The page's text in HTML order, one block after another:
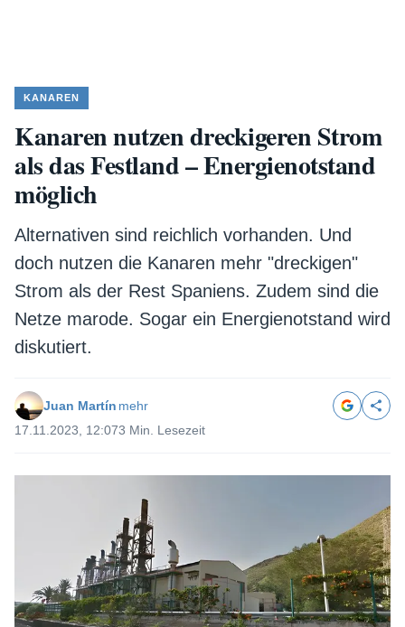
KANAREN
Kanaren nutzen dreckigeren Strom
als das Festland – Energienotstand
möglich
Alternativen sind reichlich vorhanden. Und
doch nutzen die Kanaren mehr "dreckigen"
Strom als der Rest Spaniens. Zudem sind die
Netze marode. Sogar ein Energienotstand wird
diskutiert.
Juan Martín mehr
17.11.2023, 12:073 Min. Lesezeit